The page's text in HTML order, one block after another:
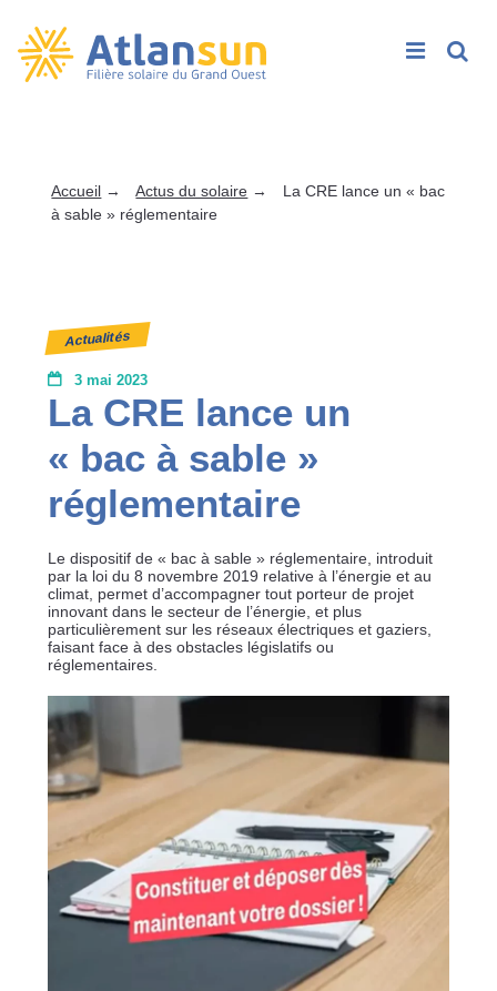
contenuAccueil → Actus du solaire →
La CRE lance un « bac
à sable » réglementaire
Actualités
3 mai 2023
La CRE lance un
« bac à sable »
réglementaire
Le dispositif de « bac à sable » réglementaire, introduit
par la loi du 8 novembre 2019 relative à l’énergie et au
climat, permet d’accompagner tout porteur de projet
innovant dans le secteur de l’énergie, et plus
particulièrement sur les réseaux électriques et gaziers,
faisant face à des obstacles législatifs ou
réglementaires.